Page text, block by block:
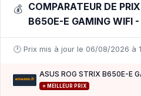
💰 COMPARATEUR DE
B650E-E GAMING WIFI
🕐 Prix mis à jour le 06/08/2026 à
⭐ MEILLEUR PRIX